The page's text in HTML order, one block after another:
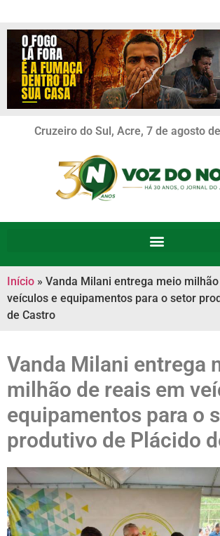
Cruzeiro do Sul, Acre, 7 de agosto
Início » Vanda Milani entrega meio
veículos e equipamentos para o setor
de Castro
Vanda Milani entrega
milhão de reais em
equipamentos para o
produtivo de Plácido